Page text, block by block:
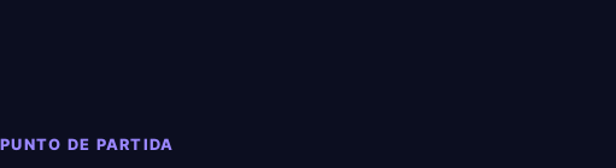
PUNTO DE PARTIDA